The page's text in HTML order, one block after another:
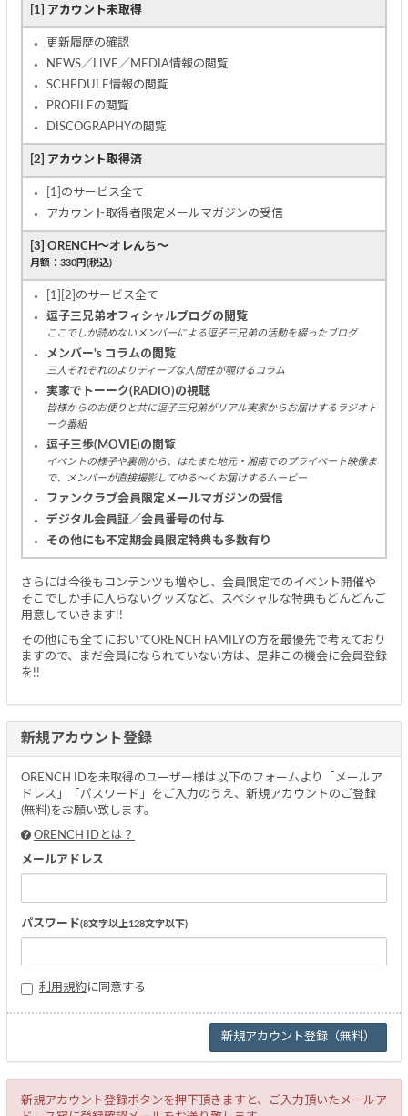
[1] アカウント未取得
更新履歴の確認
NEWS／LIVE／MEDIA情報の閲覧
SCHEDULE情報の閲覧
PROFILEの閲覧
DISCOGRAPHYの閲覧
[2] アカウント取得済
[1]のサービス全て
アカウント取得者限定メールマガジンの受信
[3] ORENCH～オレんち～
月額：330円(税込)
[1][2]のサービス全て
逗子三兄弟オフィシャルブログの閲覧
ここでしか読めないメンバーによる逗子三兄弟の活動を綴ったブログ
メンバー's コラムの閲覧
三人それぞれのよりディープな人間性が覗けるコラム
実家でトーーク(RADIO)の視聴
皆様からのお便りと共に逗子三兄弟がリアル実家からお届けするラジオト
ーク番組
逗子三歩(MOVIE)の閲覧
イベントの様子や裏側から、はたまた地元・湘南でのプライベート映像ま
で、メンバーが直接撮影してゆる～くお届けするムービー
ファンクラブ会員限定メールマガジンの受信
デジタル会員証／会員番号の付与
その他にも不定期会員限定特典も多数有り
さらには今後もコンテンツも増やし、会員限定でのイベント開催や
そこでしか手に入らないグッズなど、スペシャルな特典もどんどんご
用意していきます!!
その他にも全てにおいてORENCH FAMILYの方を最優先で考えており
ますので、まだ会員になられていない方は、是非この機会に会員登録
を!!
新規アカウント登録
ORENCH IDを未取得のユーザー様は以下のフォームより「メールア
ドレス」「パスワード」をご入力のうえ、新規アカウントのご登録
(無料)をお願い致します。
ORENCH IDとは？
メールアドレス
パスワード(8文字以上128文字以下)
利用規約に同意する
新規アカウント登録ボタンを押下頂きますと、ご入力頂いたメールア